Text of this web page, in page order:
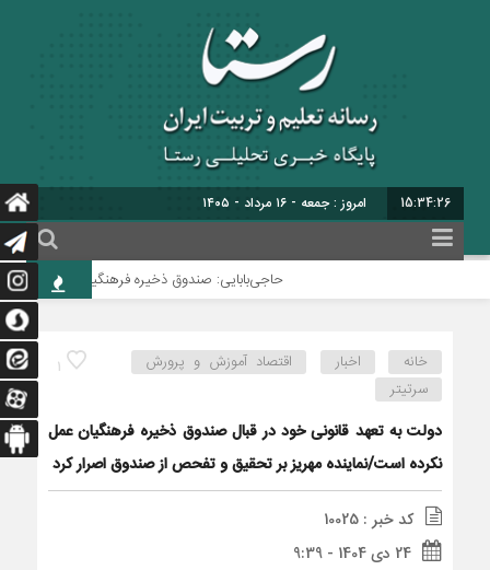
15:34:27 امروز : جمعه - ۱۶ مرداد - ۱۴۰۵
حاجی‌بابایی: صندوق ذخیره فرهنگیان نیازمند یک
1 خانه اخبار
اقتصاد آموزش و پرورش
سرتیتر
دولت به تعهد قانونی خود در قبال صندوق ذخیره فرهنگیان عمل
نکرده است/نماینده مهریز بر تحقیق و تفحص از صندوق اصرار کرد
کد خبر : 10025
24 دی 1404 - 9:39